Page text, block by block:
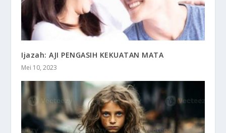
Ijazah: AJI PENGASIH KEKUATAN MATA
Mei 10, 2023